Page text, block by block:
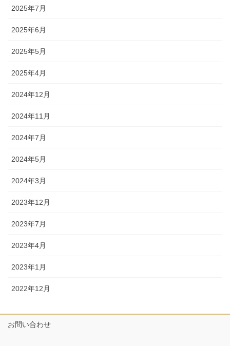
2025年7月
2025年6月
2025年5月
2025年4月
2024年12月
2024年11月
2024年7月
2024年5月
2024年3月
2023年12月
2023年7月
2023年4月
2023年1月
2022年12月
お問い合わせ